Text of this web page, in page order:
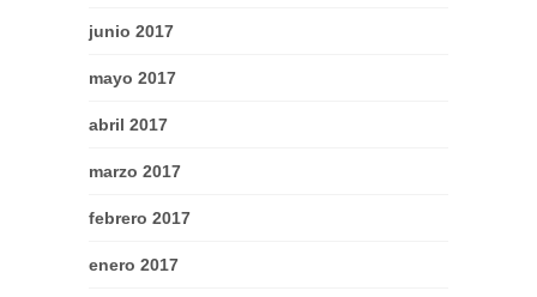
junio 2017
mayo 2017
abril 2017
marzo 2017
febrero 2017
enero 2017